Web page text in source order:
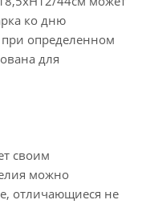
ко дню
определенном
для
своим
можно
отличающиеся не